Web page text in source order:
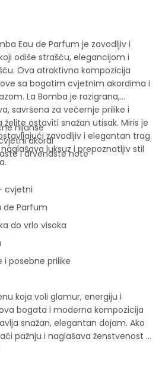
Eau de Parfum je zavodljiv i
odiše strašću, elegancijom i
Ova atraktivna kompozicija
sa bogatim cvjetnim akordima i
La Bomba je razigrana,
savršena za večernje prilike i
ostaviti snažan utisak. Miris je
zavodljiv i elegantan trag.
luksuz i prepoznatljiv stil
.
nijanse
akordi
i drvenaste note
cvjetni
de Parfum
do vrlo visoka
i posebne prilike
koja voli glamur, energiju i
bogata i moderna kompozicija
snažan, elegantan dojam. Ako
pažnju i naglašava ženstvenost –